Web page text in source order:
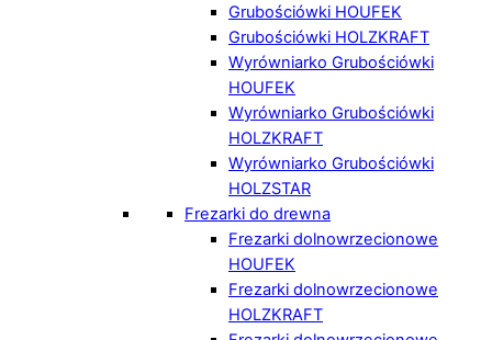
Grubościówki HOUFEK
Grubościówki HOLZKRAFT
Wyrówniarko Grubościówki
HOUFEK
Wyrówniarko Grubościówki
HOLZKRAFT
Wyrówniarko Grubościówki
HOLZSTAR
Frezarki do drewna
Frezarki dolnowrzecionowe
HOUFEK
Frezarki dolnowrzecionowe
HOLZKRAFT